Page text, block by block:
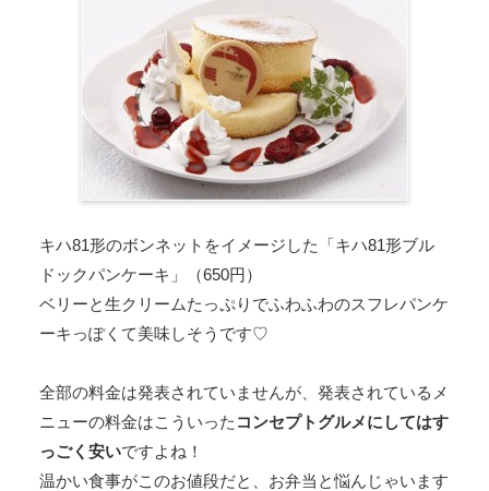
キハ81形のボンネットをイメージした「キハ81形ブル
ドックパンケーキ」（650円）
ベリーと生クリームたっぷりでふわふわのスフレパンケ
ーキっぽくて美味しそうです♡
全部の料金は発表されていませんが、発表されているメ
ニューの料金はこういった コンセプトグルメにしてはす
っごく安いですよね！
温かい食事がこのお値段だと、お弁当と悩んじゃいます